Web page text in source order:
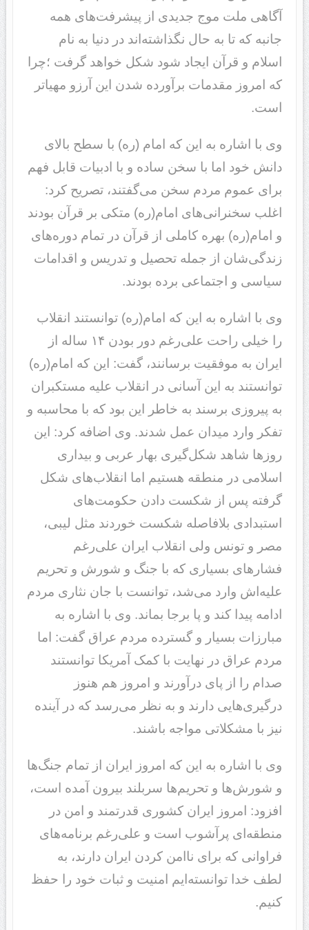
آگاهی ملت موج جدیدی از پیشرفت‌های همه
جانبه که تا به حال نگذاشته‌اند در دنیا به نام
اسلام و قرآن ایجاد شود شکل خواهد گرفت ؛چرا
که امروز مقدمات برآورده شدن این آرزو مهیا‌تر
است.
وی با اشاره به این که امام (ره) با سطح بالای
دانش خود اما با سخن ساده و با ادبیات قابل فهم
برای عموم مردم سخن می‌گفتند، تصریح کرد:
اغلب سخنرانی‌های امام(ره) متکی بر قرآن بودند
و امام(ره) بهره کاملی از قرآن در تمام دوره‌های
زندگی‌شان از جمله تحصیل و تدریس و اقدامات
سیاسی و اجتماعی برده بودند.
وی با اشاره به این که امام(ره) توانستند انقلاب
را خیلی راحت علی‌رغم دور بودن ۱۴ ساله از
ایران به موفقیت برسانند، گفت: این که امام(ره)
توانستند به این آسانی در انقلاب علیه مستکبران
به پیروزی برسند به خاطر این بود که با محاسبه و
تفکر وارد میدان عمل شدند. وی اضافه کرد: این
روزها شاهد شکل‌گیری‌ بهار عربی و بیداری
اسلامی در منطقه هستیم اما انقلاب‌های شکل
گرفته پس از شکست دادن حکومت‌های
استبدادی بلافاصله شکست خوردند مثل لیبی،
مصر و تونس ولی انقلاب ایران علی‌رغم‌
فشارهای بسیاری که با جنگ و شورش و تحریم
علیه‌اش وارد می‌شد، توانست با جان نثاری مردم
ادامه پیدا کند و پا برجا بماند. وی با اشاره به
مبارزات بسیار و گسترده مردم عراق گفت: اما
مردم عراق در نهایت با کمک آمریکا توانستند
صدام را از پای درآورند و امروز هم هنوز
درگیری‌هایی دارند و به نظر می‌رسد که در آینده
نیز با مشکلاتی مواجه باشند.
وی با اشاره به این که امروز ایران از تمام جنگ‌ها
و شورش‌ها و تحریم‌ها سربلند بیرون آمده است،
افزود: امروز ایران کشوری قدرتمند و امن در
منطقه‌ای پرآشوب است و علی‌رغم برنامه‌های
فراوانی که برای ناامن کردن ایران دارند، به
لطف خدا توانسته‌ایم امنیت و ثبات خود را حفظ
کنیم.